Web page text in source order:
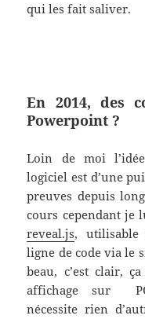
qui les fait saliver.
En 2014, des
Powerpoint ?
Loin de moi
logiciel est d’une
preuves depuis
cours cependant je
reveal.js, utilisable
ligne de code via le
beau, c’est clair,
affichage sur
nécessite rien